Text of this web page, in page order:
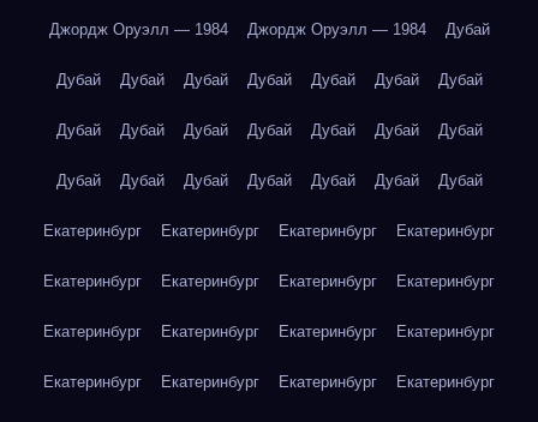
Джордж Оруэлл — 1984 Джордж Оруэлл — 1984 Дубай
Дубай Дубай Дубай Дубай Дубай Дубай Дубай
Дубай Дубай Дубай Дубай Дубай Дубай Дубай
Дубай Дубай Дубай Дубай Дубай Дубай Дубай
Екатеринбург Екатеринбург Екатеринбург Екатеринбург
Екатеринбург Екатеринбург Екатеринбург Екатеринбург
Екатеринбург Екатеринбург Екатеринбург Екатеринбург
Екатеринбург Екатеринбург Екатеринбург Екатеринбург